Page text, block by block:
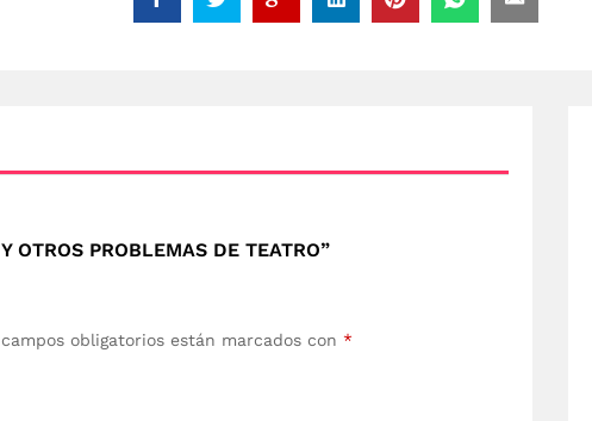
OTROS PROBLEMAS DE TEATRO”
campos obligatorios están marcados con *